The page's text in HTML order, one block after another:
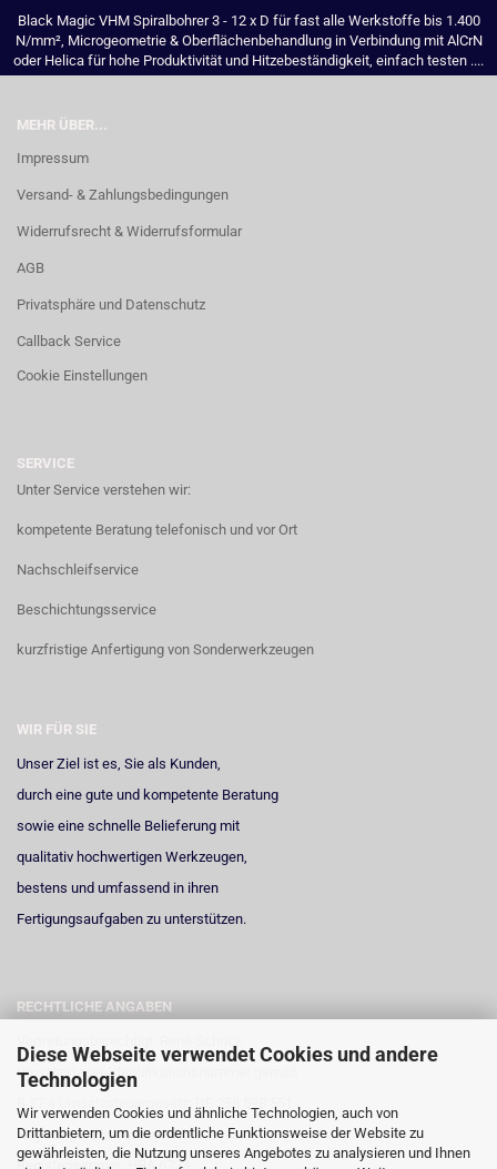
Diese Webseite verwendet Cookies und andere
Technologien
Wir verwenden Cookies und ähnliche Technologien, auch von
Drittanbietern, um die ordentliche Funktionsweise der Website zu
gewährleisten, die Nutzung unseres Angebotes zu analysieren und Ihnen
Black Magic VHM Spiralbohrer 3 - 12 x D für fast alle Werkstoffe bis 1.400
N/mm², Microgeometrie & Oberflächenbehandlung in Verbindung mit AlCrN
oder Helica für hohe Produktivität und Hitzebeständigkeit, einfach testen ....
MEHR ÜBER...
Impressum
Versand- & Zahlungsbedingungen
Widerrufsrecht & Widerrufsformular
AGB
Privatsphäre und Datenschutz
Callback Service
Cookie Einstellungen
SERVICE
Unter Service verstehen wir:
kompetente Beratung telefonisch und vor Ort
Nachschleifservice
Beschichtungsservice
kurzfristige Anfertigung von Sonderwerkzeugen
WIR FÜR SIE
Unser Ziel ist es, Sie als Kunden,
durch eine gute und kompetente Beratung
sowie eine schnelle Belieferung mit
qualitativ hochwertigen Werkzeugen,
bestens und umfassend in ihren
Fertigungsaufgaben zu unterstützen.
RECHTLICHE ANGABEN
Umsatzsteuer-Identifikationsnummer gemäß
§ 27 a Umsatzsteuergesetz: DE 258 598 551
Registergericht: Amtsgericht Neuss
Registernummer: HRA 6723